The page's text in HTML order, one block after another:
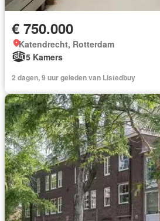
€ 750.000
Katendrecht, Rotterdam
5 Kamers
2 dagen, 9 uur geleden van Listedbuy